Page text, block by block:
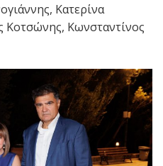
Κατερίνα
Κωνσταντίνος